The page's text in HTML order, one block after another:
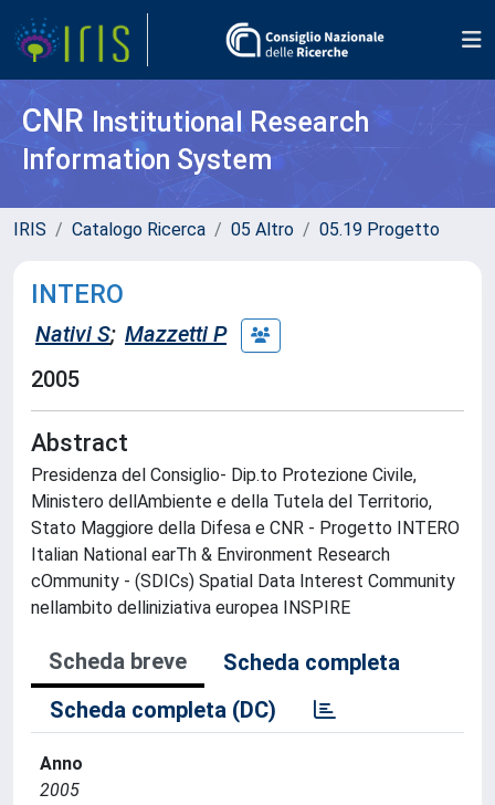
CNR Institutional Research
Information System
IRIS Catalogo Ricerca 05 Altro 05.19 Progetto
INTERO
Nativi S; Mazzetti P
2005
Abstract
Presidenza del Consiglio- Dip.to Protezione Civile,
Ministero dellAmbiente e della Tutela del Territorio,
Stato Maggiore della Difesa e CNR - Progetto INTERO
Italian National earTh & Environment Research
cOmmunity - (SDICs) Spatial Data Interest Community
nellambito delliniziativa europea INSPIRE
Scheda breve
Scheda completa
Scheda completa (DC)
Anno
2005